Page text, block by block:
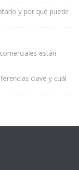
y por qué puede
están
clave y cuál